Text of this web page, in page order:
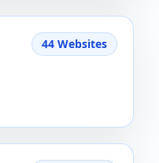
44 Websites